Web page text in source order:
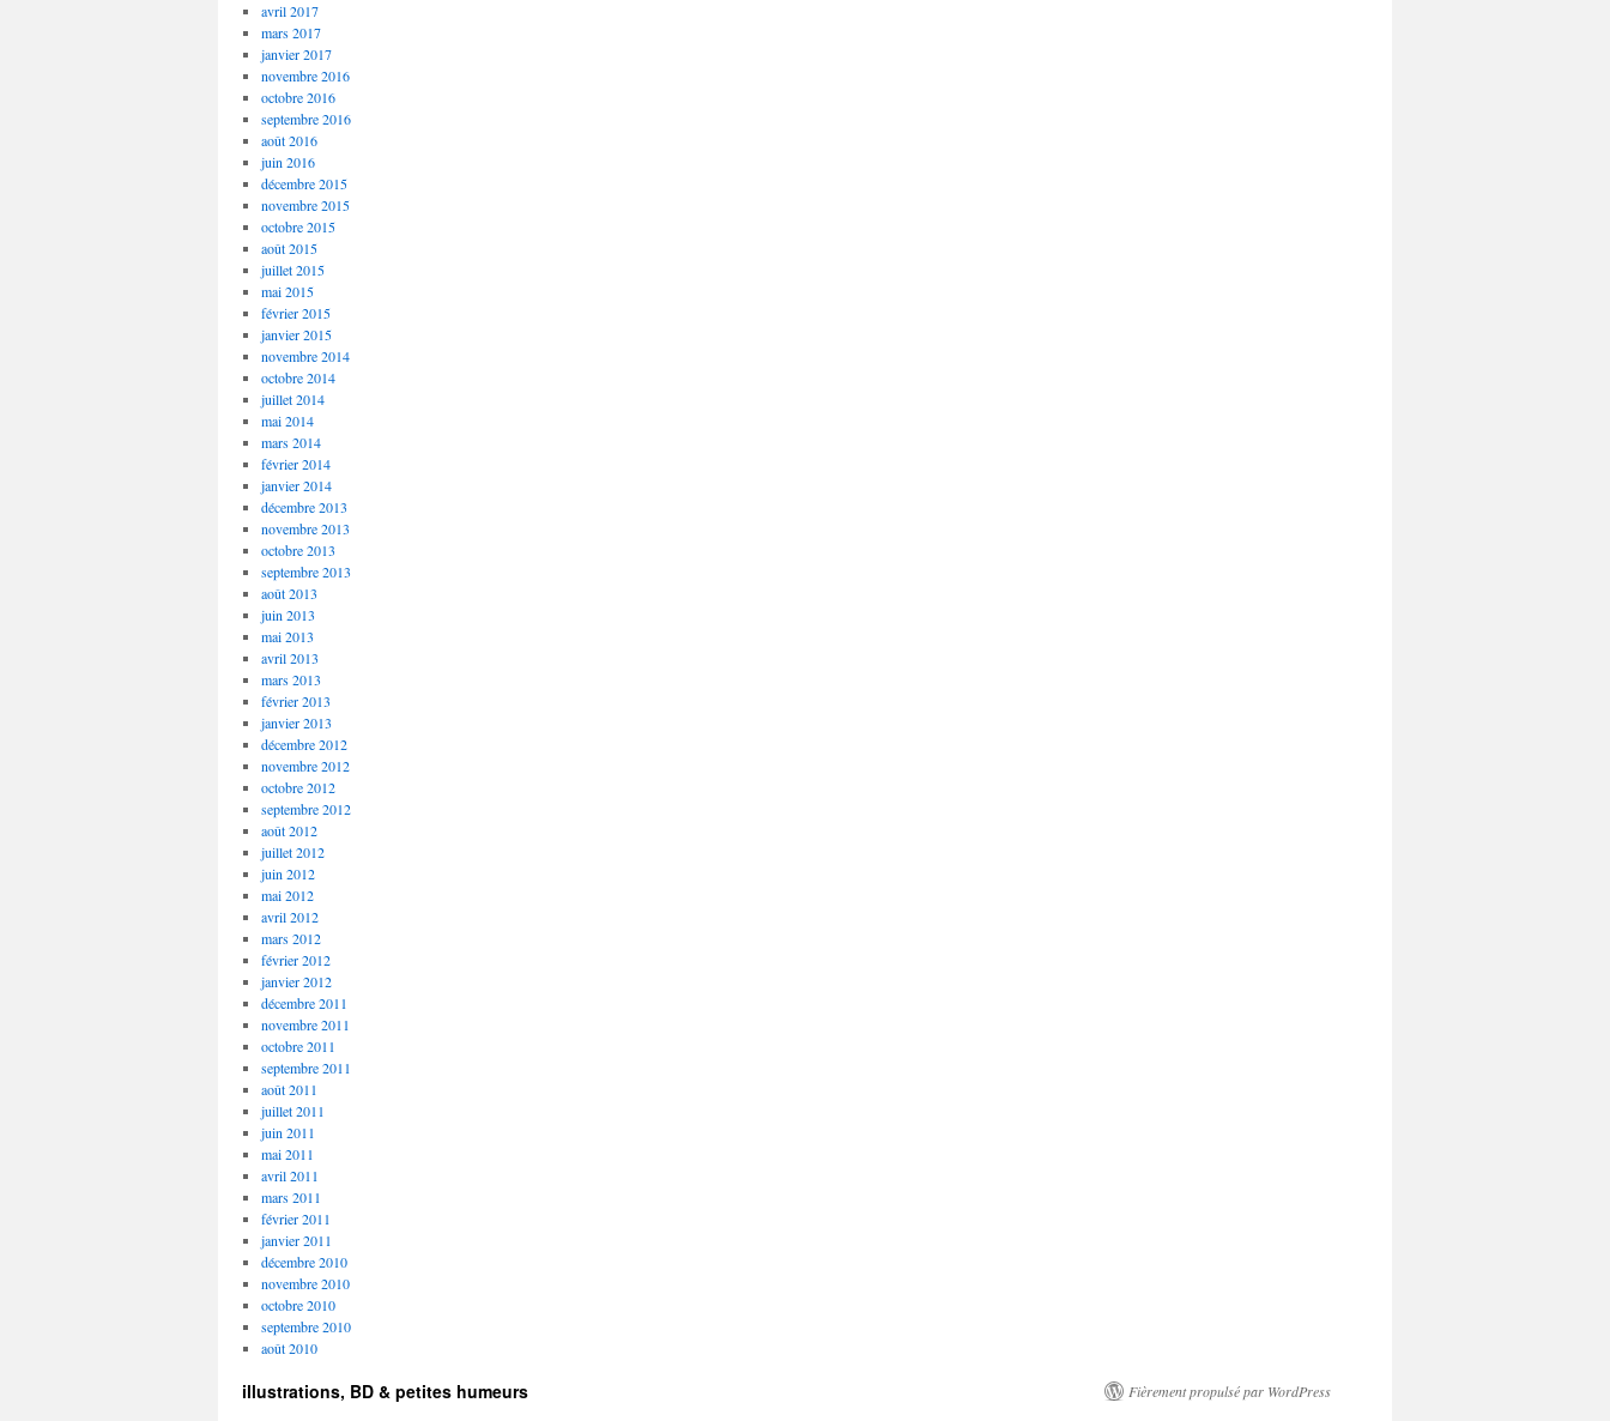
avril 2017
mars 2017
janvier 2017
novembre 2016
octobre 2016
septembre 2016
août 2016
juin 2016
décembre 2015
novembre 2015
octobre 2015
août 2015
juillet 2015
mai 2015
février 2015
janvier 2015
novembre 2014
octobre 2014
juillet 2014
mai 2014
mars 2014
février 2014
janvier 2014
décembre 2013
novembre 2013
octobre 2013
septembre 2013
août 2013
juin 2013
mai 2013
avril 2013
mars 2013
février 2013
janvier 2013
décembre 2012
novembre 2012
octobre 2012
septembre 2012
août 2012
juillet 2012
juin 2012
mai 2012
avril 2012
mars 2012
février 2012
janvier 2012
décembre 2011
novembre 2011
octobre 2011
septembre 2011
août 2011
juillet 2011
juin 2011
mai 2011
avril 2011
mars 2011
février 2011
janvier 2011
décembre 2010
novembre 2010
octobre 2010
septembre 2010
août 2010
illustrations, BD & petites humeurs Fièrement propulsé par WordPress